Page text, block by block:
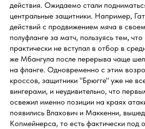
действия. Ожидаемо стали
центральные защитники. Например,
действий с продвижением мяча в
полуфланге за матч, пользуясь тем,
практически не вступал в отбор в
же Мбангула после перерыва чаще
на фланге. Одновременно с этим
кроссов, защитники "Брюгге" уже не
вингерами, и неудивительно, что
освежил именно позиции на краях
появились Влахович и Маккенни,
Копмейнерса, то есть фактически под